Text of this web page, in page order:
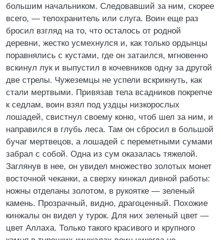
большим начальником. Следовавший за ним, скорее
всего, — телохранитель или слуга. Воин еще раз
бросил взгляд на то, что осталось от родной
деревни, жестко усмехнулся и, как только ордынцы
поравнялись с кустами, где он затаился, мгновенно
вскинул лук и выпустил в кочевников одну за другой
две стрелы. Чужеземцы не успели вскрикнуть, как
стали мертвыми. Привязав тела всадников покрепче
к седлам, воин взял под уздцы низкорослых
лошадей, свистнул своему коню, чтоб шел за ним, и
направился в глубь леса. Там он сбросил в большой
бучаг мертвецов, а лошадей с переметными сумами
забрал с собой. Одна из сум оказалась тяжелой.
Заглянув в нее, он увидел множество золотых монет
восточной чеканки, а сверху кинжал дивной работы:
ножны отделаны золотом, в рукоятке — зеленый
камень. Прозрачный, видно, драгоценный. Похожие
кинжалы он видел у турок. Для них зеленый цвет —
цвет Аллаха. Только такого красивого и крупного